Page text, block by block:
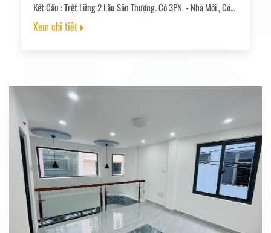
Kết Cấu : Trệt Lững 2 Lầu Sân Thượng. Có 3PN - Nhà Mới , Có
Thang Máy 500KG ???? PHÁP LÝ CHUẨN – SỔ VUÔNG VẮN –
Xem chi tiết